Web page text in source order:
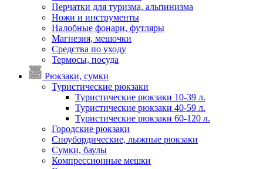
Перчатки для туризма, альпинизма
Ножи и инструменты
Налобные фонари, футляры
Магнезия, мешочки
Средства по уходу
Термосы, посуда
Рюкзаки, сумки
Туристические рюкзаки
Туристические рюкзаки 10-39 л.
Туристические рюкзаки 40-59 л.
Туристические рюкзаки 60-120 л.
Городские рюкзаки
Сноубордические, лыжные рюкзаки
Сумки, баулы
Компрессионные мешки